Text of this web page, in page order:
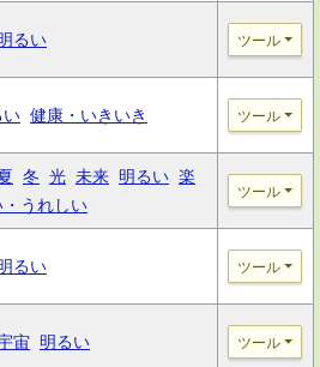
るい ツール
い 健康・いきいき ツール
冬 光 未来 明るい 楽
・うれしい
ツール
るい ツール
宙 明るい ツール